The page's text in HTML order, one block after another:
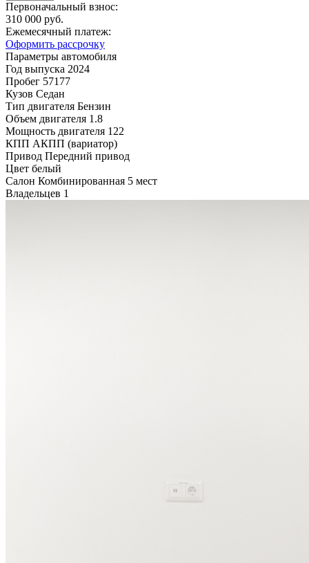
Первоначальный взнос:
310 000 руб.
Ежемесячный платеж:
Оформить рассрочку
Параметры автомобиля
Год выпуска 2024
Пробег 57177
Кузов Седан
Тип двигателя Бензин
Объем двигателя 1.8
Мощность двигателя 122
КПП АКПП (вариатор)
Привод Передний привод
Цвет белый
Салон Комбинированная 5 мест
Владельцев 1